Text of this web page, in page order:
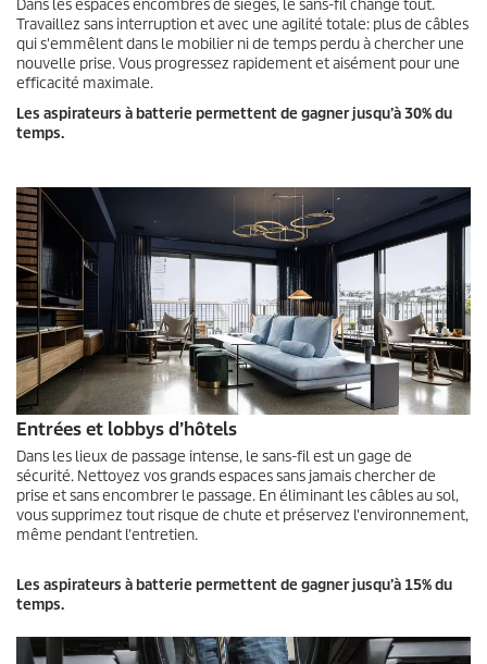
Dans les espaces encombrés de sièges, le sans-fil change tout.
Travaillez sans interruption et avec une agilité totale: plus de câbles
qui s'emmêlent dans le mobilier ni de temps perdu à chercher une
nouvelle prise. Vous progressez rapidement et aisément pour une
efficacité maximale.
Les aspirateurs à batterie permettent de gagner jusqu’à 30% du
temps.
Entrées et lobbys d’hôtels
Dans les lieux de passage intense, le sans-fil est un gage de
sécurité. Nettoyez vos grands espaces sans jamais chercher de
prise et sans encombrer le passage. En éliminant les câbles au sol,
vous supprimez tout risque de chute et préservez l'environnement,
même pendant l'entretien.
Les aspirateurs à batterie permettent de gagner jusqu’à 15% du
temps.